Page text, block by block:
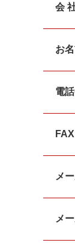
会
お
電
FAX
メ
メ